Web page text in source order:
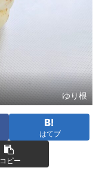
ゆり根
はてブ
コピー